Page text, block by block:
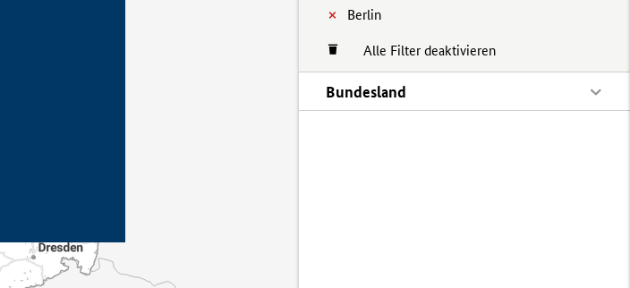
Berlin
Alle Filter deaktivieren
Bundesland